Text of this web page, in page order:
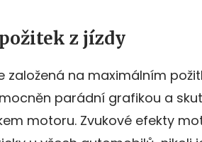
z jízdy
založená na maximálním
parádní grafikou a
motoru. Zvukové efekty